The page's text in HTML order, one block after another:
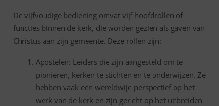
De vijfvoudige bediening omvat vijf hoofdrollen of
functies binnen de kerk, die worden gezien als gaven van
Christus aan zijn gemeente. Deze rollen zijn:
Apostelen: Leiders die zijn aangesteld om te
pionieren, kerken te stichten en te onderwijzen. Ze
hebben vaak een wereldwijd perspectief op het
werk van de kerk en zijn gericht op het uitbreiden